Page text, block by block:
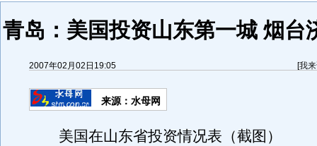
青岛：美国投资山东第一城 烟台
2007年02月02日19:05 [我
来源：水母网
美国在山东省投资情况表（截图）